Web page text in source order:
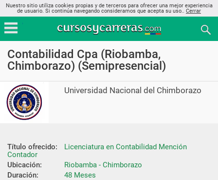
Nuestro sitio utiliza cookies propias y de terceros para ofrecer una mejor experiencia
de usuario. Si continúa navegando consideramos que acepta su uso.. Cerrar
Contabilidad Cpa (Riobamba,
Chimborazo) (Semipresencial)
Universidad Nacional del Chimborazo
Título ofrecido:
Licenciatura en Contabilidad Mención
Contador
Ubicación:
Riobamba - Chimborazo
Duración:
48 Meses